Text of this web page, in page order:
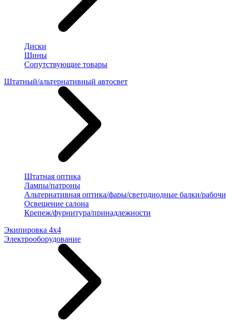
Диски
Шины
Сопутствующие товары
Штатный/альтернативный автосвет
Штатная оптика
Лампы/патроны
Альтернативная оптика/фары/светодиодные балки/
Освещение салона
Крепеж/фурнитура/принадлежности
Экипировка 4х4
Электрооборудование